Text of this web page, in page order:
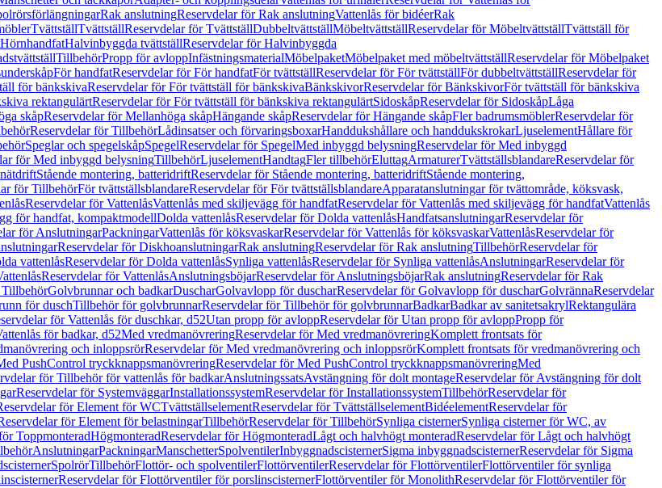
Rak anslutningReservdelar för Rak anslutningVattenlås för bidéerRak
TvättställTvättställReservdelar för TvättställDubbeltvättställMöbeltvättställReservdelar för MöbeltvättställTvättställ för
HörnhandfatHalvinbyggda tvättställReservdelar för Halvinbyggda
TillbehörPropp för avloppInfästningsmaterialMöbelpaketMöbelpaket med möbeltvättställReservdelar för Möbelpaket
För handfatReservdelar för För handfatFör tvättställReservdelar för För tvättställFör dubbeltvättställReservdelar för
för bänkskivaReservdelar för För tvättställ för bänkskivaBänkskivorReservdelar för BänkskivorFör tvättställ för bänkskiva
rektangulärtReservdelar för För tvättställ för bänkskiva rektangulärtSidoskåpReservdelar för SidoskåpLåga
skåpReservdelar för Mellanhöga skåpHängande skåpReservdelar för Hängande skåpFler badrumsmöblerReservdelar för
Reservdelar för TillbehörLådinsatser och förvaringsboxarHanddukshållare och handdukskrokarLjuselementHållare för
Speglar och spegelskåpSpegelReservdelar för SpegelMed inbyggd belysningReservdelar för Med inbyggd
för Med inbyggd belysningTillbehörLjuselementHandtagFler tillbehörEluttagArmaturerTvättställsblandareReservdelar för
Stående montering, batteridriftReservdelar för Stående montering, batteridriftStående montering,
för TillbehörFör tvättställsblandareReservdelar för För tvättställsblandareApparatanslutningar för tvättområde, köksvask,
Reservdelar för VattenlåsVattenlås med skiljevägg för handfatReservdelar för Vattenlås med skiljevägg för handfatVattenlås
för handfat, kompaktmodellDolda vattenlåsReservdelar för Dolda vattenlåsHandfatsanslutningarReservdelar för
för AnslutningarPackningarVattenlås för köksvaskarReservdelar för Vattenlås för köksvaskarVattenlåsReservdelar för
Reservdelar för DiskhoanslutningarRak anslutningReservdelar för Rak anslutningTillbehörReservdelar för
vattenlåsReservdelar för Dolda vattenlåsSynliga vattenlåsReservdelar för Synliga vattenlåsAnslutningarReservdelar för
Reservdelar för VattenlåsAnslutningsböjarReservdelar för AnslutningsböjarRak anslutningReservdelar för Rak
Golvbrunnar och badkarDuscharGolvavlopp för duscharReservdelar för Golvavlopp för duscharGolvrännaReservdelar
för duschTillbehör för golvbrunnarReservdelar för Tillbehör för golvbrunnarBadkarBadkar av sanitetsakrylRektangulära
för Vattenlås för duschkar, d52Utan propp för avloppReservdelar för Utan propp för avloppPropp för
för badkar, d52Med vredmanövreringReservdelar för Med vredmanövreringKomplett frontsats för
och inloppsrörReservdelar för Med vredmanövrering och inloppsrörKomplett frontsats för vredmanövrering och
PushControl tryckknappsmanövreringReservdelar för Med PushControl tryckknappsmanövreringMed
för Tillbehör för vattenlås för badkarAnslutningssatsAvstängning för dolt montageReservdelar för Avstängning för dolt
Reservdelar för SystemväggarInstallationssystemReservdelar för InstallationssystemTillbehörReservdelar för
för Element för WCTvättställselementReservdelar för TvättställselementBidéelementReservdelar för
för Element för belastningarTillbehörReservdelar för TillbehörSynliga cisternerSynliga cisterner för WC, av
ToppmonteradHögmonteradReservdelar för HögmonteradLågt och halvhögt monteradReservdelar för Lågt och halvhögt
AnslutningarPackningarManschetterSpolventilerInbyggnadscisternerSigma inbyggnadscisternerReservdelar för Sigma
SpolrörTillbehörFlottör- och spolventilerFlottörventilerReservdelar för FlottörventilerFlottörventiler för synliga
Reservdelar för Flottörventiler för porslinscisternerFlottörventiler för MonolithReservdelar för Flottörventiler för